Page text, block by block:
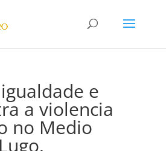
e
a violencia
no Medio